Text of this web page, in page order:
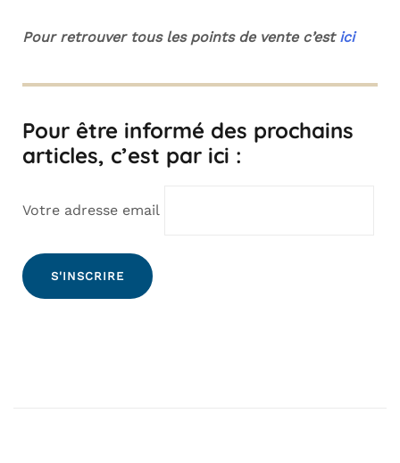
Pour retrouver tous les points de vente c’est ici
Pour être informé des prochains
articles, c’est par ici :
Votre adresse email